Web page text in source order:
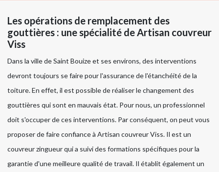
Les opérations de remplacement des
gouttières : une spécialité de Artisan couvreur
Viss
Dans la ville de Saint Bouize et ses environs, des interventions
devront toujours se faire pour l'assurance de l'étanchéité de la
toiture. En effet, il est possible de réaliser le changement des
gouttières qui sont en mauvais état. Pour nous, un professionnel
doit s'occuper de ces interventions. Par conséquent, on peut vous
proposer de faire confiance à Artisan couvreur Viss. Il est un
couvreur zingueur qui a suivi des formations spécifiques pour la
garantie d'une meilleure qualité de travail. Il établit également un